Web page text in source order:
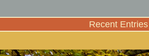
Recent Entries